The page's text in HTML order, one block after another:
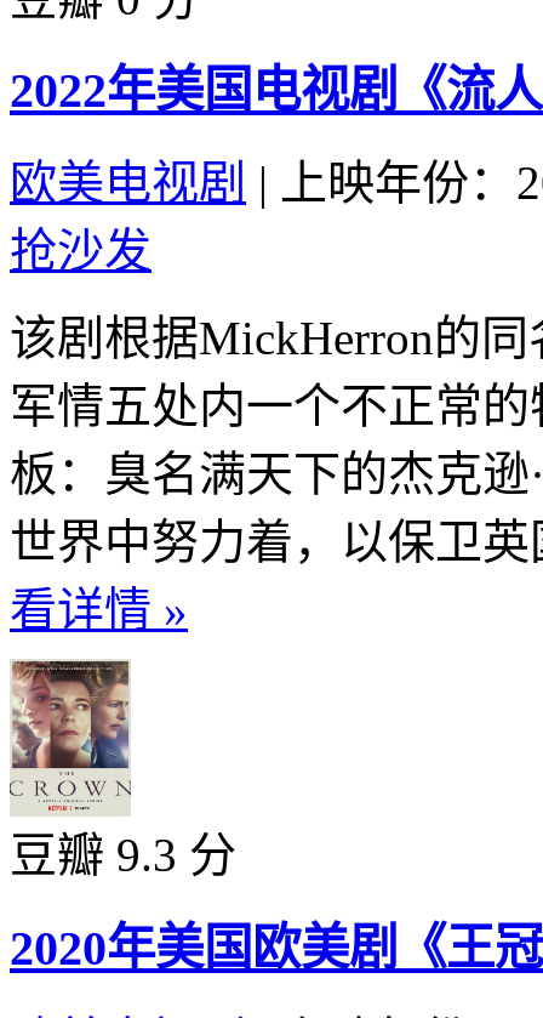
2022年美国电视剧《流
欧美电视剧 |
上映年份：
抢沙发
该剧根据MickHerron的
军情五处内一个不正常
板：臭名满天下的杰克
世界中努力着，以保卫
看详情 »
豆瓣 9.3 分
2020年美国欧美剧《王